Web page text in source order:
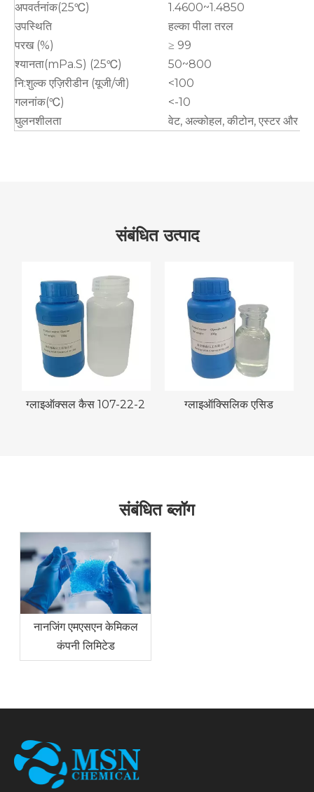
अपवर्तनांक(25℃)
1.4600~1.4850
उपस्थिति
हल्का पीला तरल
परख (%)
≥ 99
श्यानता(mPa.S) (25℃)
50~800
नि:शुल्क एज़िरीडीन (यूजी/जी)
<100
गलनांक(℃)
<-10
घुलनशीलता
वेट, अल्कोहल, कीटोन, एस्टर और
संबंधित उत्पाद
ग्लाइऑक्सल कैस 107-22-2 ग्लाइऑक्सिलिक एसिड
संबंधित ब्लॉग
नानजिंग एमएसएन केमिकल
कंपनी लिमिटेड